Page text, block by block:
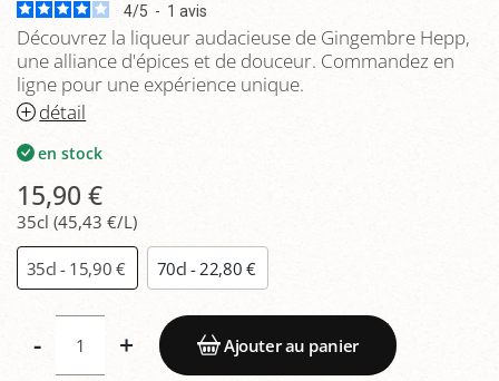
4/5 - 1 avis
Découvrez la liqueur audacieuse de Gingembre Hepp,
une alliance d'épices et de douceur. Commandez en
ligne pour une expérience unique.
détail
en stock
15,90 €
35cl (45,43 €/L)
35cl - 15,90 € 70cl - 22,80 €
- + Ajouter au panier